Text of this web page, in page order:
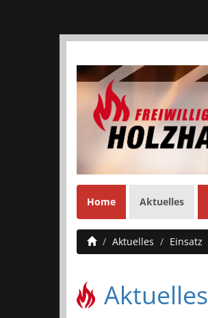
Home Aktuelles
Aktuelles Einsatz
Aktuelles